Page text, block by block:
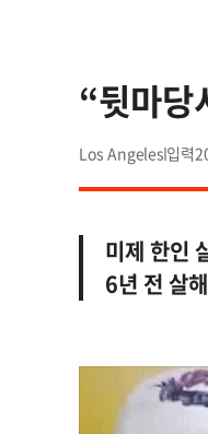
“뒷마당
Los Angeles
미제 한인
6년 전 살